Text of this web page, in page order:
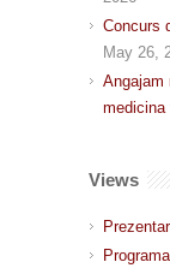
Concurs
May 26,
Angajam
medicina
Views